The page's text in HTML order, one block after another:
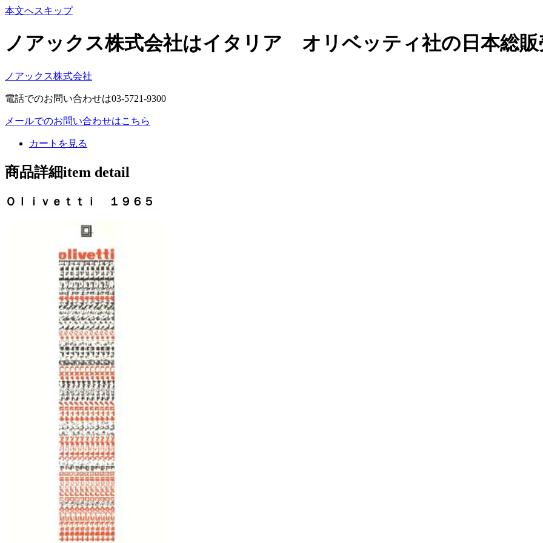
本文へスキップ
ノアックス株式会社はイタリア オリベッティ社の日本総販
ノアックス株式会社
電話でのお問い合わせは03-5721-9300
メールでのお問い合わせはこちら
カートを見る
商品詳細item detail
Ｏｌｉｖｅｔｔｉ １９６５